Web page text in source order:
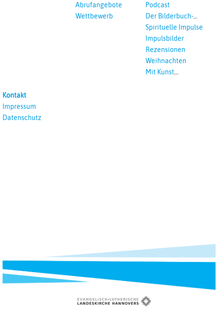
Abrufangebote
Wettbewerb
Podcast
Der Bilderbuch-
Podcast
Spirituelle Impulse
Impulsbilder
Rezensionen
Weihnachten
Mit Kunst
Kontakt
Impressum
Datenschutz